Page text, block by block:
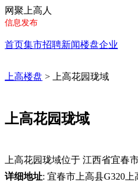
网聚上高人
信息发布
首页集市招聘新闻楼盘企业
上高楼盘 > 上高花园珑域
上高花园珑域
上高花园珑域位于 江西省宜春
详细地址: 宜春市上高县G320